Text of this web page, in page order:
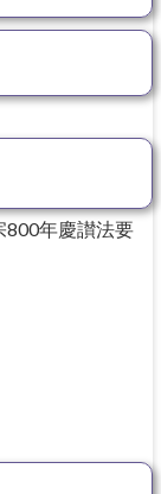
800年慶讃法要